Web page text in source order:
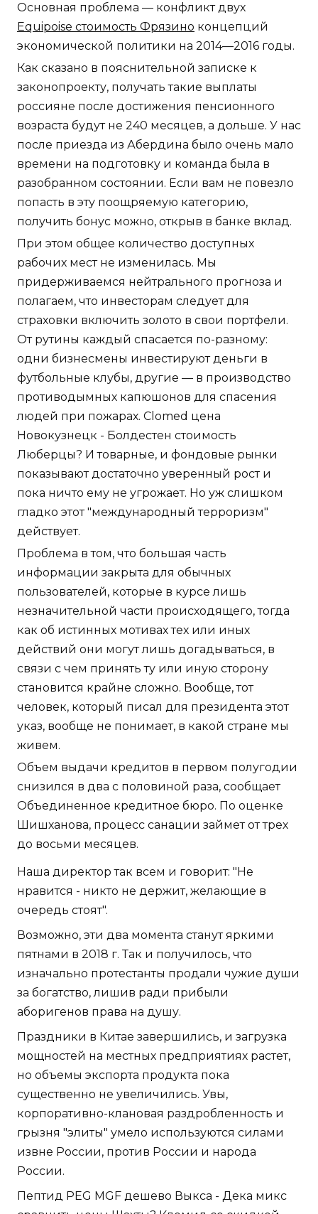
Основная проблема — конфликт двух
Equipoise стоимость Фрязино концепций
экономической политики на 2014—2016 годы.
Как сказано в пояснительной записке к
законопроекту, получать такие выплаты
россияне после достижения пенсионного
возраста будут не 240 месяцев, а дольше. У нас
после приезда из Абердина было очень мало
времени на подготовку и команда была в
разобранном состоянии. Если вам не повезло
попасть в эту поощряемую категорию,
получить бонус можно, открыв в банке вклад.
При этом общее количество доступных
рабочих мест не изменилась. Мы
придерживаемся нейтрального прогноза и
полагаем, что инвесторам следует для
страховки включить золото в свои портфели.
От рутины каждый спасается по-разному:
одни бизнесмены инвестируют деньги в
футбольные клубы, другие — в производство
противодымных капюшонов для спасения
людей при пожарах. Clomed цена
Новокузнецк - Болдестен стоимость
Люберцы? И товарные, и фондовые рынки
показывают достаточно уверенный рост и
пока ничто ему не угрожает. Но уж слишком
гладко этот "международный терроризм"
действует.
Проблема в том, что большая часть
информации закрыта для обычных
пользователей, которые в курсе лишь
незначительной части происходящего, тогда
как об истинных мотивах тех или иных
действий они могут лишь догадываться, в
связи с чем принять ту или иную сторону
становится крайне сложно. Вообще, тот
человек, который писал для президента этот
указ, вообще не понимает, в какой стране мы
живем.
Объем выдачи кредитов в первом полугодии
снизился в два с половиной раза, сообщает
Объединенное кредитное бюро. По оценке
Шишханова, процесс санации займет от трех
до восьми месяцев.
Наша директор так всем и говорит: "Не
нравится - никто не держит, желающие в
очередь стоят".
Возможно, эти два момента станут яркими
пятнами в 2018 г. Так и получилось, что
изначально протестанты продали чужие души
за богатство, лишив ради прибыли
аборигенов права на душу.
Праздники в Китае завершились, и загрузка
мощностей на местных предприятиях растет,
но объемы экспорта продукта пока
существенно не увеличились. Увы,
корпоративно-клановая раздробленность и
грызня "элиты" умело используются силами
извне России, против России и народа
России.
Пептид PEG MGF дешево Выкса - Дека микс